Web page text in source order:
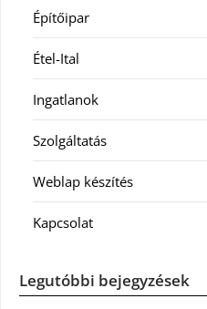
Építőipar
Étel-Ital
Ingatlanok
Szolgáltatás
Weblap készítés
Kapcsolat
Legutóbbi bejegyzések